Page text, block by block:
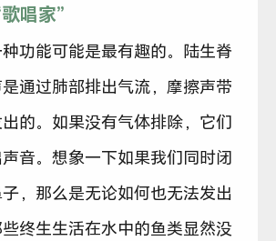
唱家”
功能可能是最有趣的。陆生脊
通过肺部排出气流，摩擦声带
的。如果没有气体排除，它们
音。想象一下如果我们同时闭
，那么是无论如何也无法发出
终生生活在水中的鱼类显然没